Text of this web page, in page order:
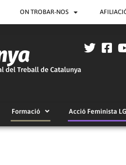
ON TROBAR-NOS
Formació Acció Feminista